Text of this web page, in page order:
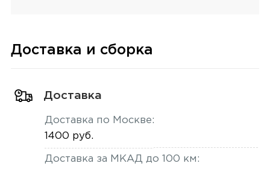
Доставка и сборка
Доставка
Доставка по Москве:
1400 руб.
Доставка за МКАД до 100 км: